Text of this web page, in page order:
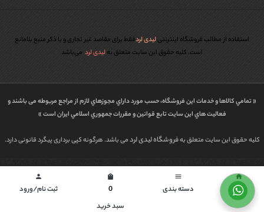
استفاده از مطالب فروشگاه اینترنتیلیدی لردفقط برای مقاصد غیر تجاری و با ذکر منبع بلامانع
است. کليه حقوق اين سايت متعلق بهلیدی لرد می‌باشد
« تمامي كالاها و خدمات اين فروشگاه، حسب مورد داراي مجوزهاي لازم از مراجع مربوطه می باشند و
فعاليت هاي اين سايت تابع قوانين و مقررات جمهوري اسلامي ايران است »
کلیه حقوق این سایت متعلق بهفروشگاه لیدی لردمی باشد. هرگونه کپی برداری پیگرد قانونی دارد.
طراحی شده توسط | پاورگرافhome
خانه
menu
دسته بندی
shopping_bag
0
سبد خرید
person
ثبت نام/ورود